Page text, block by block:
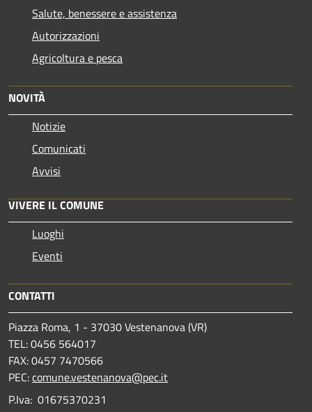
Salute, benessere e assistenza
Autorizzazioni
Agricoltura e pesca
NOVITÀ
Notizie
Comunicati
Avvisi
VIVERE IL COMUNE
Luoghi
Eventi
CONTATTI
Piazza Roma, 1 - 37030 Vestenanova (VR)
TEL: 0456 564017
FAX: 0457 7470566
PEC:comune.vestenanova@pec.it
P.Iva: 01675370231